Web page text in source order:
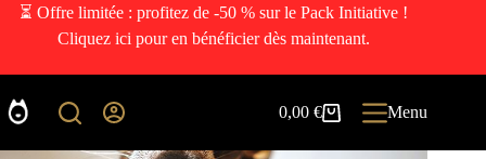
⏳ Offre limitée : profitez de -50 % sur le Pack Initiative !
Cliquez ici pour en bénéficier dès maintenant.
0,00€ Menu